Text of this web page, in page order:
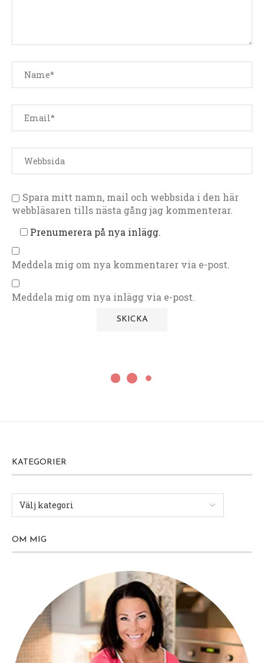
Spara mitt namn, mail och webbsida i den här
webbläsaren tills nästa gång jag kommenterar.
Prenumerera på nya inlägg.
Meddela mig om nya kommentarer via e-post.
Meddela mig om nya inlägg via e-post.
KATEGORIER
OM MIG